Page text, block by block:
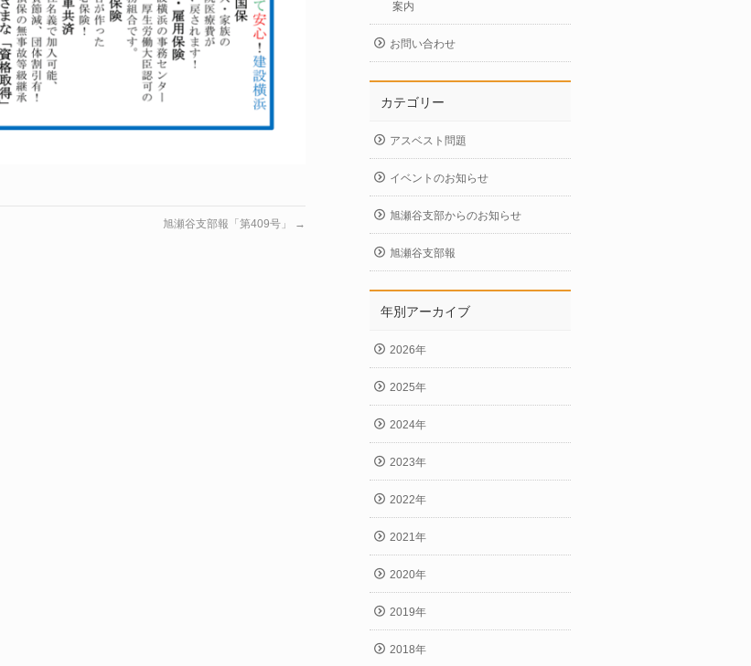
旭瀬谷支部報「第409号」 →
案内
お問い合わせ
カテゴリー
アスベスト問題
イベントのお知らせ
旭瀬谷支部からのお知らせ
旭瀬谷支部報
年別アーカイブ
2026年
2025年
2024年
2023年
2022年
2021年
2020年
2019年
2018年